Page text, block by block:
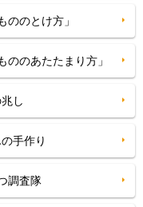
のとけ方」
のあたたまり方」
し
手作り
調査隊